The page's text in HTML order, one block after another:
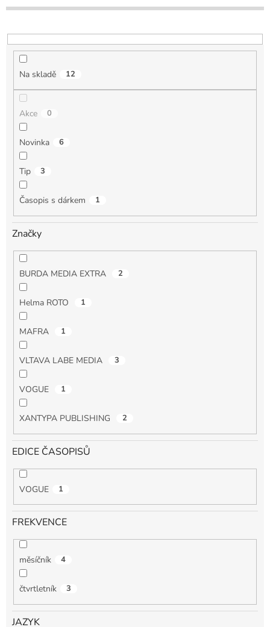
o
u
Na skladě 12
Akce 0
Novinka 6
Tip 3
Časopis s dárkem 1
Značky
BURDA MEDIA EXTRA 2
Helma ROTO 1
MAFRA 1
VLTAVA LABE MEDIA 3
VOGUE 1
XANTYPA PUBLISHING 2
EDICE ČASOPISŮ
VOGUE 1
FREKVENCE
měsíčník 4
čtvrtletník 3
JAZYK